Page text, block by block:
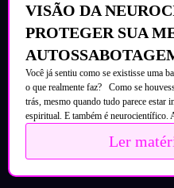
VISÃO DA
PROTEGER SUA
Você já sentiu como se existisse uma
o que realmente faz? Como se
trás, mesmo quando tudo parece estar
espiritual. E também é neurocientífico.
Ler